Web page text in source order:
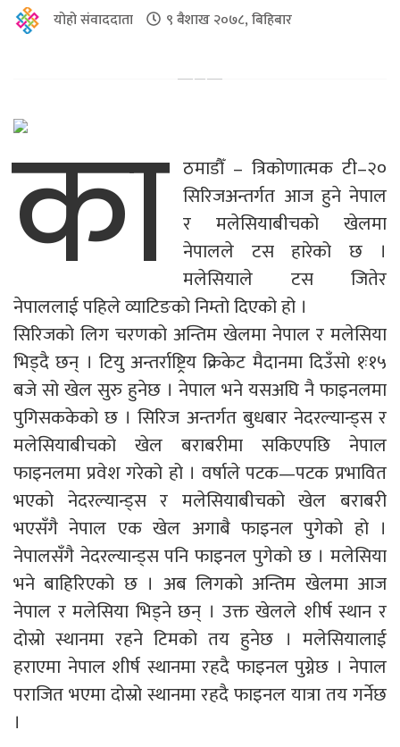
योहो संवाददाता ९ बैशाख २०७८, बिहिबार
का ठमाडौँ – त्रिकोणात्मक टी–२०
सिरिजअन्तर्गत आज हुने नेपाल
र मलेसियाबीचको खेलमा
नेपालले टस हारेको छ ।
मलेसियाले टस जितेर
नेपाललाई पहिले व्याटिङको निम्तो दिएको हो ।
सिरिजको लिग चरणको अन्तिम खेलमा नेपाल र मलेसिया
भिड्दै छन् । टियु अन्तर्राष्ट्रिय क्रिकेट मैदानमा दिउँसो १ः१५
बजे सो खेल सुरु हुनेछ । नेपाल भने यसअघि नै फाइनलमा
पुगिसककेको छ । सिरिज अन्तर्गत बुधबार नेदरल्यान्ड्स र
मलेसियाबीचको खेल बराबरीमा सकिएपछि नेपाल
फाइनलमा प्रवेश गरेको हो । वर्षाले पटक—पटक प्रभावित
भएको नेदरल्यान्ड्स र मलेसियाबीचको खेल बराबरी
भएसँगै नेपाल एक खेल अगाबै फाइनल पुगेको हो ।
नेपालसँगै नेदरल्यान्ड्स पनि फाइनल पुगेको छ । मलेसिया
भने बाहिरिएको छ । अब लिगको अन्तिम खेलमा आज
नेपाल र मलेसिया भिड्ने छन् । उक्त खेलले शीर्ष स्थान र
दोस्रो स्थानमा रहने टिमको तय हुनेछ । मलेसियालाई
हराएमा नेपाल शीर्ष स्थानमा रहदै फाइनल पुग्नेछ । नेपाल
पराजित भएमा दोस्रो स्थानमा रहदै फाइनल यात्रा तय गर्नेछ
।